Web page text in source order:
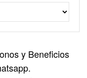
y Beneficios